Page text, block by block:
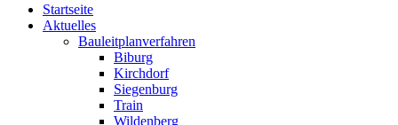
Startseite
Aktuelles
Bauleitplanverfahren
Biburg
Kirchdorf
Siegenburg
Train
Wildenberg